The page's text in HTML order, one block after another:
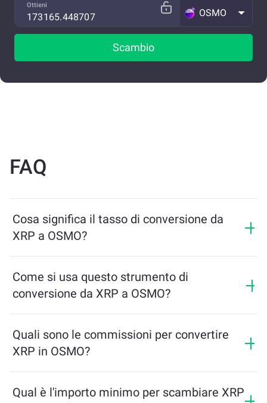
Ottieni
OSMO
Scambio
FAQ
Cosa significa il tasso di conversione da
XRP a OSMO?
in cambio di XRP. Questo tasso varia in base alle
condizioni di mercato, all’offerta e alla domanda, e alla
Come si usa questo strumento di
conversione da XRP a OSMO?
scambiare, e lo strumento calcolerà l’importo stimato
di OSMO che riceverai. Poi segui i passaggi per
Quali sono le commissioni per convertire
XRP in OSMO?
alla liquidità e alle condizioni di mercato. ChangeNOW
Qual è l'importo minimo per scambiare XRP